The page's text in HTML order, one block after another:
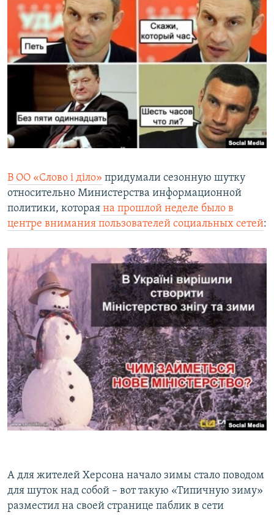
В ОО «Слово і діло» придумали сезонную шутку
относительно Министерства информационной
политики, которая на прошлой неделе было в
центре внимания пользователей социальных сетей:
А для жителей Херсона начало зимы стало поводом
для шуток над собой – вот такую «Типичную зиму»
разместил на своей странице паблик в сети